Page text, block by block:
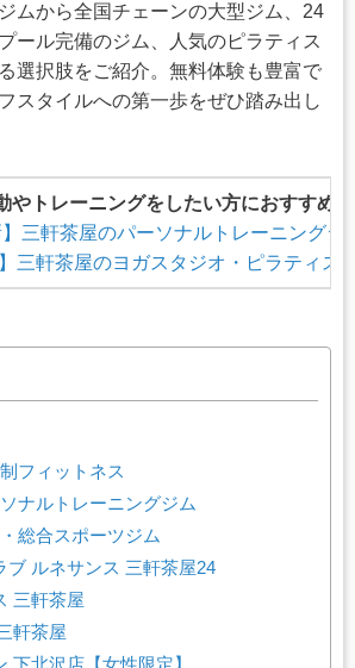
ムから全国チェーンの大型ジム、24
ール完備のジム、人気のピラティス
選択肢をご紹介。無料体験も豊富で
スタイルへの第一歩をぜひ踏み出し
やトレーニングをしたい方におすすめ
】三軒茶屋のパーソナルトレーニング
】三軒茶屋のヨガスタジオ・ピラティ
フィットネス
ナルトレーニングジム
総合スポーツジム
ブ ルネサンス 三軒茶屋24
三軒茶屋
軒茶屋